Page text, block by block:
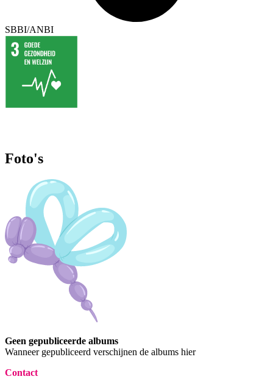
SBBI/ANBI
Foto's
Geen gepubliceerde albums
Wanneer gepubliceerd verschijnen de albums hier
Contact